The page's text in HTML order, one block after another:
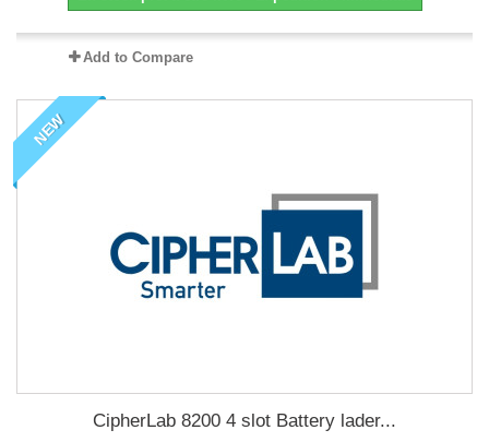
Add to Compare
NEW
CipherLab 8200 4 slot Battery lader...